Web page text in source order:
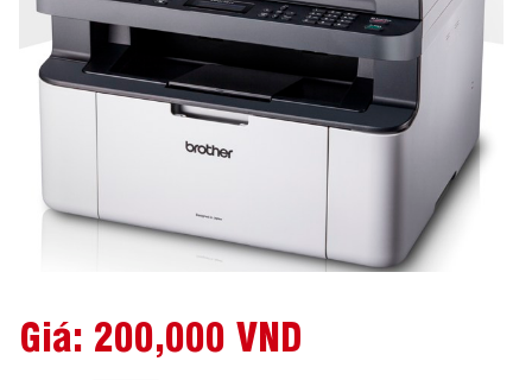
Giá: 200,000 VND